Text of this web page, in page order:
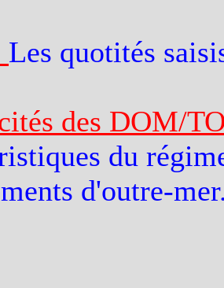
Les quotités
des DOM/
du
d'outre-